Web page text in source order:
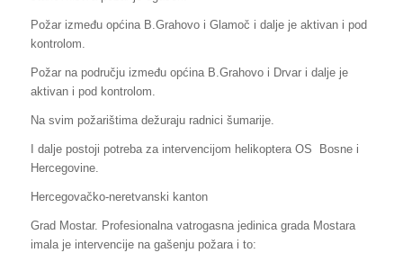
Požar između općina B.Grahovo i Glamoč i dalje je aktivan i pod
kontrolom.
Požar na području između općina B.Grahovo i Drvar i dalje je
aktivan i pod kontrolom.
Na svim požarištima dežuraju radnici šumarije.
I dalje postoji potreba za intervencijom helikoptera OS Bosne i
Hercegovine.
Hercegovačko-neretvanski kanton
Grad Mostar. Profesionalna vatrogasna jedinica grada Mostara
imala je intervencije na gašenju požara i to: